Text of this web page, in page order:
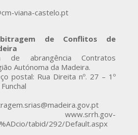
viana-castelo.pt
de Conflitos de
de abrangência Contratos
Autónoma da Madeira.
postal: Rua Direita nº. 27 – 1º
tabid/292/Default.aspx